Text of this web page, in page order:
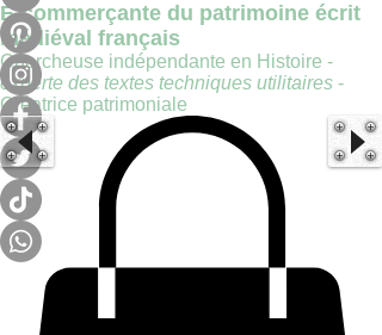
E-commerçante du patrimoine écrit
médiéval français
Chercheuse indépendante en Histoire -
experte des textes techniques utilitaires -
Créatrice patrimoniale